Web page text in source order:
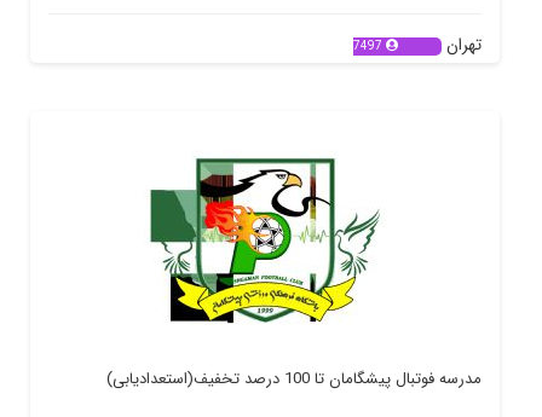
تهران 7497
مدرسه فوتبال پیشگامان تا 100 درصد تخفیف(استعدادیابی)